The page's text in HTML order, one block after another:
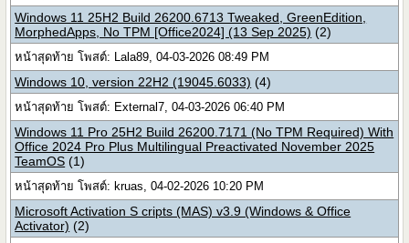
Windows 11 25H2 Build 26200.6713 Tweaked, GreenEdition,
MorphedApps, No TPM [Office2024] (13 Sep 2025) (2)
หน้าสุดท้าย โพสต์: Lala89, 04-03-2026 08:49 PM
Windows 10, version 22H2 (19045.6033) (4)
หน้าสุดท้าย โพสต์: External7, 04-03-2026 06:40 PM
Windows 11 Pro 25H2 Build 26200.7171 (No TPM Required) With
Office 2024 Pro Plus Multilingual Preactivated November 2025
TeamOS (1)
หน้าสุดท้าย โพสต์: kruas, 04-02-2026 10:20 PM
Microsoft Activation S cripts (MAS) v3.9 (Windows & Office
Activator) (2)